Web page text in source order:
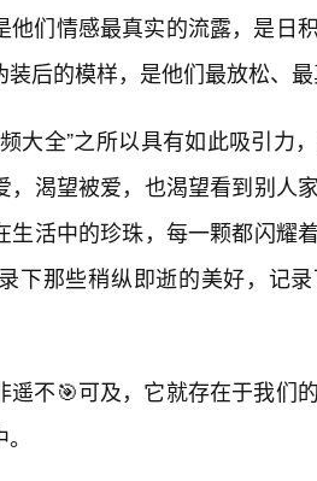
他们情感最真实的流露，是日
后的模样，是他们最放松、最
大全”之所以具有如此吸引力
，渴望被爱，也渴望看到别人
生活中的珍珠，每一颗都闪耀
下那些稍纵即逝的美好，记
遥不🎯可及，它就存在于我们